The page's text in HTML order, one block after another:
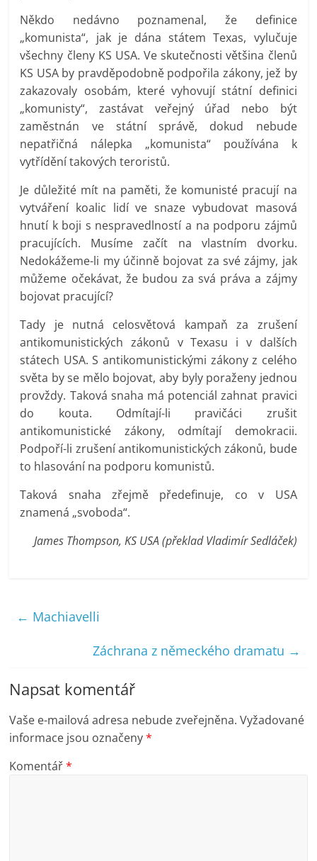
Někdo nedávno poznamenal, že definice
„komunista“, jak je dána státem Texas, vylučuje
všechny členy KS USA. Ve skutečnosti většina členů
KS USA by pravděpodobně podpořila zákony, jež by
zakazovaly osobám, které vyhovují státní definici
„komunisty“, zastávat veřejný úřad nebo být
zaměstnán ve státní správě, dokud nebude
nepatřičná nálepka „komunista“ používána k
vytřídění takových teroristů.
Je důležité mít na paměti, že komunisté pracují na
vytváření koalic lidí ve snaze vybudovat masová
hnutí k boji s nespravedlností a na podporu zájmů
pracujících. Musíme začít na vlastním dvorku.
Nedokážeme-li my účinně bojovat za své zájmy, jak
můžeme očekávat, že budou za svá práva a zájmy
bojovat pracující?
Tady je nutná celosvětová kampaň za zrušení
antikomunistických zákonů v Texasu i v dalších
státech USA. S antikomunistickými zákony z celého
světa by se mělo bojovat, aby byly poraženy jednou
provždy. Taková snaha má potenciál zahnat pravici
do kouta. Odmítají-li pravičáci zrušit
antikomunistické zákony, odmítají demokracii.
Podpoří-li zrušení antikomunistických zákonů, bude
to hlasování na podporu komunistů.
Taková snaha zřejmě předefinuje, co v USA
znamená „svoboda“.
James Thompson, KS USA (překlad Vladimír Sedláček)
← Machiavelli
Záchrana z německého dramatu →
Napsat komentář
Vaše e-mailová adresa nebude zveřejněna. Vyžadované
informace jsou označeny*
Komentář*